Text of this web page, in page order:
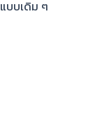
แบบเดิม ๆ